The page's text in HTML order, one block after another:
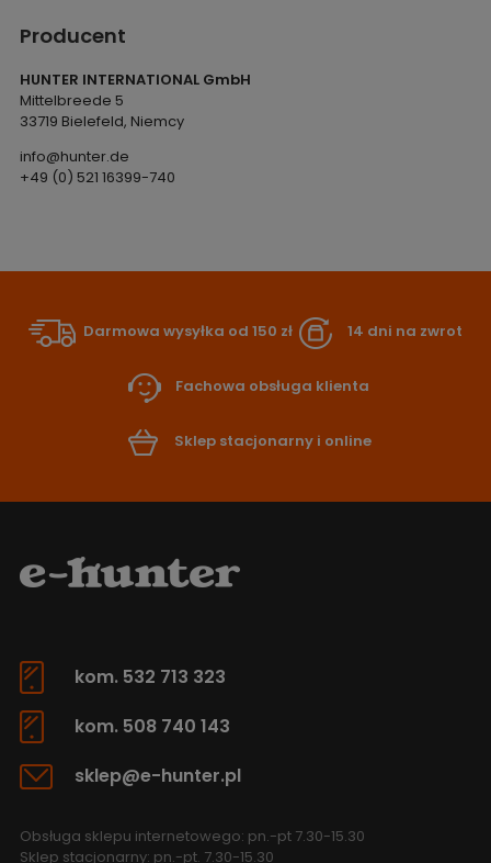
Producent
HUNTER INTERNATIONAL GmbH
Mittelbreede 5
33719 Bielefeld, Niemcy
info@hunter.de
+49 (0) 521 16399-740
Darmowa wysyłka od 150 zł 14 dni na zwrot
Fachowa obsługa klienta
Sklep stacjonarny i online
kom. 532 713 323
kom. 508 740 143
sklep@e-hunter.pl
Obsługa sklepu internetowego: pn.-pt 7.30-15.30
Sklep stacjonarny: pn.-pt. 7.30-15.30